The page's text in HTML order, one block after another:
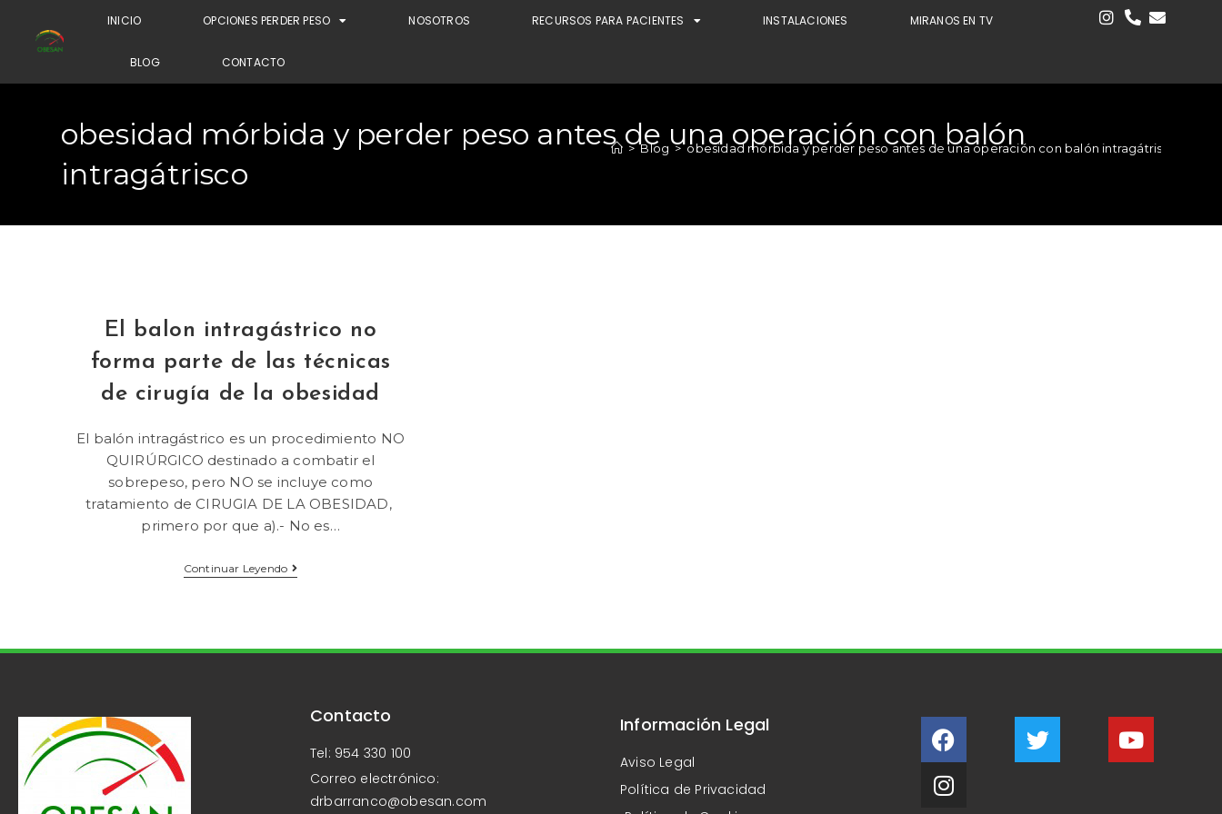
INICIO OPCIONES PERDER PESO NOSOTROS RECURSOS PARA PACIENTES INSTALACIONES MIRANOS EN TV
BLOG CONTACTO
obesidad mórbida y perder peso antes de una operación con balón
intragátrisco
> Blog > obesidad mórbida y perder peso antes de una operación con balón intragátrisco
El balon intragástrico no
forma parte de las técnicas
de cirugía de la obesidad
El balón intragástrico es un procedimiento NO
QUIRÚRGICO destinado a combatir el
sobrepeso, pero NO se incluye como
tratamiento de CIRUGIA DE LA OBESIDAD,
primero por que a).- No es…
Continuar Leyendo
Contacto
Tel: 954 330 100
Correo electrónico:
drbarranco@obesan.com
Información Legal
Aviso Legal
Política de Privacidad